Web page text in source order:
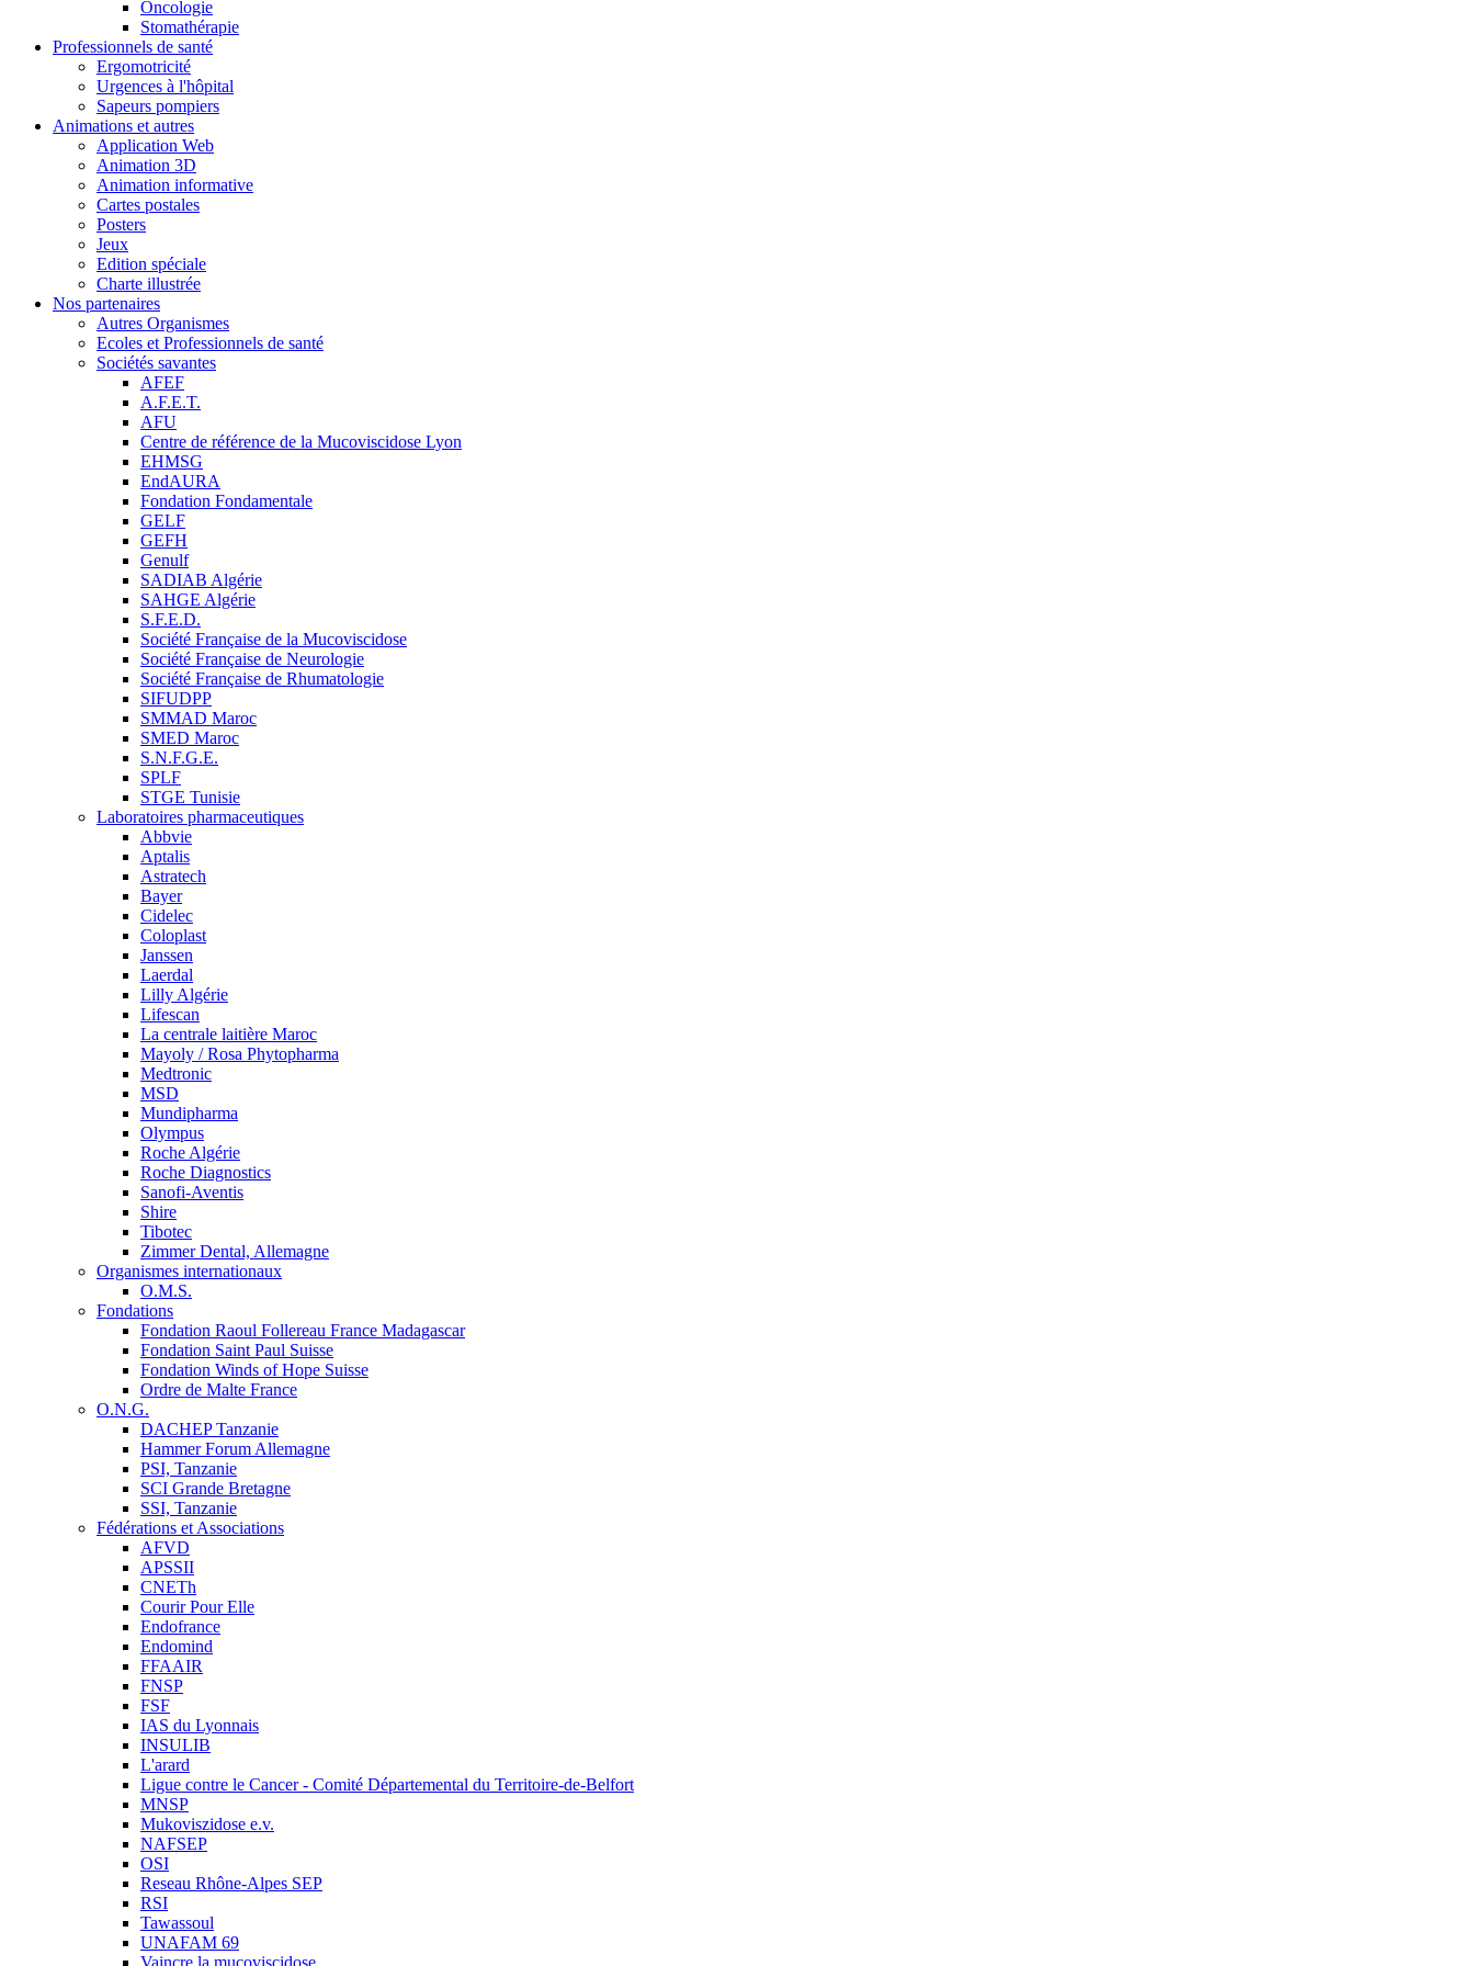
Oncologie
Stomathérapie
Professionnels de santé
Ergomotricité
Urgences à l'hôpital
Sapeurs pompiers
Animations et autres
Application Web
Animation 3D
Animation informative
Cartes postales
Posters
Jeux
Edition spéciale
Charte illustrée
Nos partenaires
Autres Organismes
Ecoles et Professionnels de santé
Sociétés savantes
AFEF
A.F.E.T.
AFU
Centre de référence de la Mucoviscidose Lyon
EHMSG
EndAURA
Fondation Fondamentale
GELF
GEFH
Genulf
SADIAB Algérie
SAHGE Algérie
S.F.E.D.
Société Française de la Mucoviscidose
Société Française de Neurologie
Société Française de Rhumatologie
SIFUDPP
SMMAD Maroc
SMED Maroc
S.N.F.G.E.
SPLF
STGE Tunisie
Laboratoires pharmaceutiques
Abbvie
Aptalis
Astratech
Bayer
Cidelec
Coloplast
Janssen
Laerdal
Lilly Algérie
Lifescan
La centrale laitière Maroc
Mayoly / Rosa Phytopharma
Medtronic
MSD
Mundipharma
Olympus
Roche Algérie
Roche Diagnostics
Sanofi-Aventis
Shire
Tibotec
Zimmer Dental, Allemagne
Organismes internationaux
O.M.S.
Fondations
Fondation Raoul Follereau France Madagascar
Fondation Saint Paul Suisse
Fondation Winds of Hope Suisse
Ordre de Malte France
O.N.G.
DACHEP Tanzanie
Hammer Forum Allemagne
PSI, Tanzanie
SCI Grande Bretagne
SSI, Tanzanie
Fédérations et Associations
AFVD
APSSII
CNETh
Courir Pour Elle
Endofrance
Endomind
FFAAIR
FNSP
FSF
IAS du Lyonnais
INSULIB
L'arard
Ligue contre le Cancer - Comité Départemental du Territoire-de-Belfort
MNSP
Mukoviszidose e.v.
NAFSEP
OSI
Reseau Rhône-Alpes SEP
RSI
Tawassoul
UNAFAM 69
Vaincre la mucoviscidose